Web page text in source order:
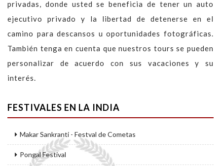
privadas, donde usted se beneficia de tener un auto
ejecutivo privado y la libertad de detenerse en el
camino para descansos u oportunidades fotográficas.
También tenga en cuenta que nuestros tours se pueden
personalizar de acuerdo con sus vacaciones y su
interés.
FESTIVALES EN LA INDIA
Makar Sankranti - Festval de Cometas
Pongal Festival